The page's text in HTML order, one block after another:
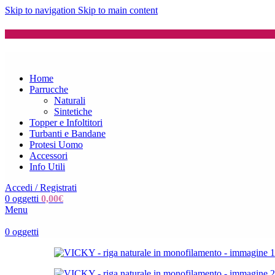
Skip to navigation Skip to main content
Home
Parrucche
Naturali
Sintetiche
Topper e Infoltitori
Turbanti e Bandane
Protesi Uomo
Accessori
Info Utili
Accedi / Registrati
0 oggetti 0,00€
Menu
0 oggetti